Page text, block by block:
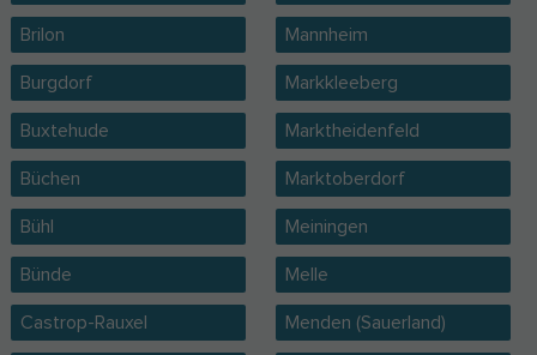
Brilon
Burgdorf
Buxtehude
Büchen
Bühl
Bünde
Castrop-Rauxel
Mannheim
Markkleeberg
Marktheidenfeld
Marktoberdorf
Meiningen
Melle
Menden (Sauerland)